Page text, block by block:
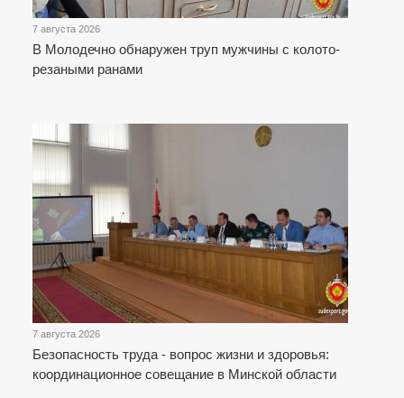
7 августа 2026
В Молодечно обнаружен труп мужчины с колото-
резаными ранами
7 августа 2026
Безопасность труда - вопрос жизни и здоровья:
координационное совещание в Минской области